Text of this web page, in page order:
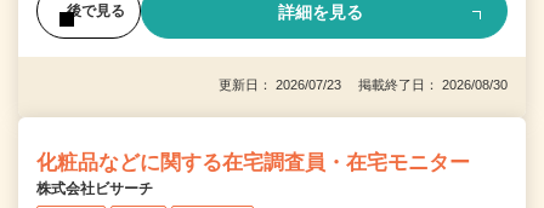
後で見る 詳細を見る
更新日： 2026/07/23 掲載終了日： 2026/08/30
化粧品などに関する在宅調査員・在宅モニター
株式会社ビサーチ